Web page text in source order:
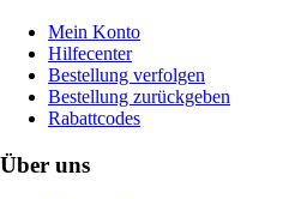
Mein Konto
Hilfecenter
Bestellung verfolgen
Bestellung zurückgeben
Rabattcodes
Über uns